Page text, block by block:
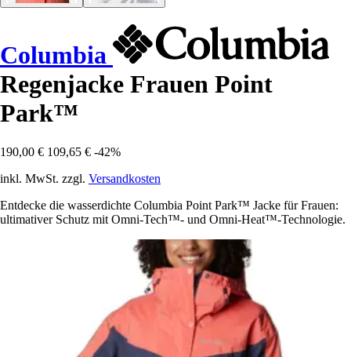
Columbia
Regenjacke Frauen Point
Park™
190,00 € 109,65 € -42%
inkl. MwSt. zzgl. Versandkosten
Entdecke die wasserdichte Columbia Point Park™ Jacke für Frauen:
ultimativer Schutz mit Omni-Tech™- und Omni-Heat™-Technologie.